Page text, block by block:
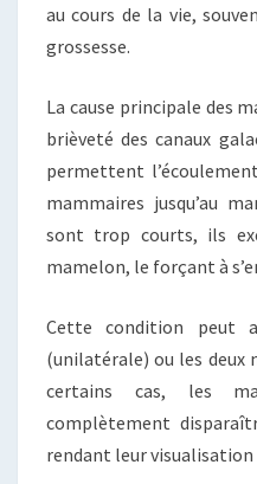
au cours de la vie,
grossesse.
La cause principale des
brièveté des canaux
permettent
mammaires jusqu’au
sont trop courts, ils
mamelon, le forçant à
Cette condition peut
(unilatérale) ou les deux
certains cas, les
complètement
rendant leur